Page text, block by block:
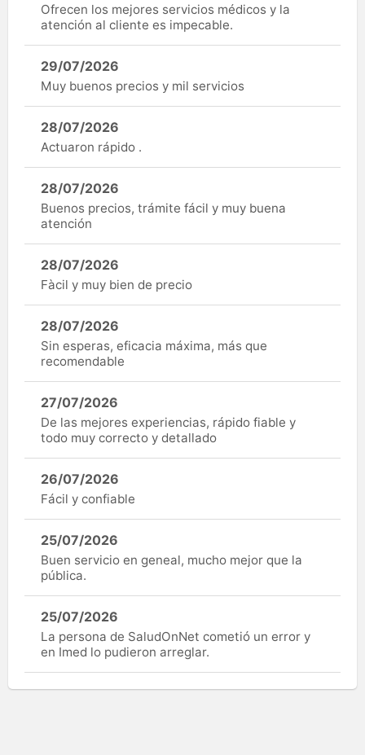
Ofrecen los mejores servicios médicos y la
atención al cliente es impecable.
29/07/2026
Muy buenos precios y mil servicios
28/07/2026
Actuaron rápido .
28/07/2026
Buenos precios, trámite fácil y muy buena
atención
28/07/2026
Fàcil y muy bien de precio
28/07/2026
Sin esperas, eficacia máxima, más que
recomendable
27/07/2026
De las mejores experiencias, rápido fiable y
todo muy correcto y detallado
26/07/2026
Fácil y confiable
25/07/2026
Buen servicio en geneal, mucho mejor que la
pública.
25/07/2026
La persona de SaludOnNet cometió un error y
en Imed lo pudieron arreglar.